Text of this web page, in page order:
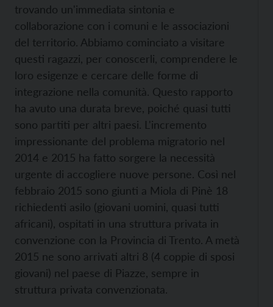
trovando un'immediata sintonia e
collaborazione con i comuni e le associazioni
del territorio. Abbiamo cominciato a visitare
questi ragazzi, per conoscerli, comprendere le
loro esigenze e cercare delle forme di
integrazione nella comunità. Questo rapporto
ha avuto una durata breve, poiché quasi tutti
sono partiti per altri paesi. L'incremento
impressionante del problema migratorio nel
2014 e 2015 ha fatto sorgere la necessità
urgente di accogliere nuove persone. Così nel
febbraio 2015 sono giunti a Miola di Pinè 18
richiedenti asilo (giovani uomini, quasi tutti
africani), ospitati in una struttura privata in
convenzione con la Provincia di Trento. A metà
2015 ne sono arrivati altri 8 (4 coppie di sposi
giovani) nel paese di Piazze, sempre in
struttura privata convenzionata.